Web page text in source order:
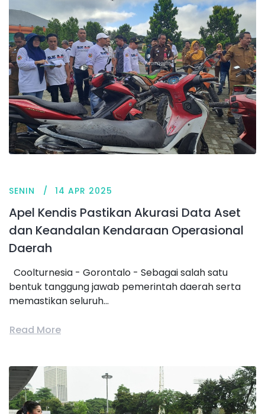
SENIN 14 APR 2025
Apel Kendis Pastikan Akurasi Data Aset
dan Keandalan Kendaraan Operasional
Daerah
Coolturnesia - Gorontalo - Sebagai salah satu
bentuk tanggung jawab pemerintah daerah serta
memastikan seluruh...
Read More